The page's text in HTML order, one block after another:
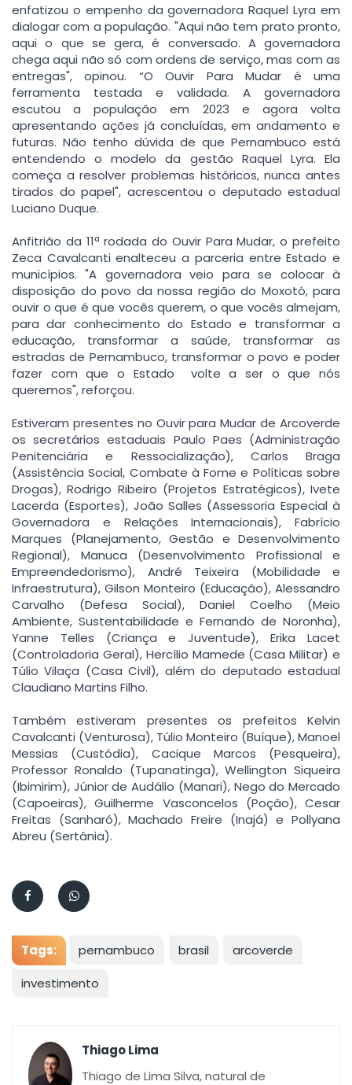
enfatizou o empenho da governadora Raquel Lyra em
dialogar com a população. "Aqui não tem prato pronto,
aqui o que se gera, é conversado. A governadora
chega aqui não só com ordens de serviço, mas com as
entregas", opinou. “O Ouvir Para Mudar é uma
ferramenta testada e validada. A governadora
escutou a população em 2023 e agora volta
apresentando ações já concluídas, em andamento e
futuras. Não tenho dúvida de que Pernambuco está
entendendo o modelo da gestão Raquel Lyra. Ela
começa a resolver problemas históricos, nunca antes
tirados do papel", acrescentou o deputado estadual
Luciano Duque.
Anfitrião da 11ª rodada do Ouvir Para Mudar, o prefeito
Zeca Cavalcanti enalteceu a parceria entre Estado e
municípios. "A governadora veio para se colocar à
disposição do povo da nossa região do Moxotó, para
ouvir o que é que vocês querem, o que vocês almejam,
para dar conhecimento do Estado e transformar a
educação, transformar a saúde, transformar as
estradas de Pernambuco, transformar o povo e poder
fazer com que o Estado volte a ser o que nós
queremos", reforçou.
Estiveram presentes no Ouvir para Mudar de Arcoverde
os secretários estaduais Paulo Paes (Administração
Penitenciária e Ressocialização), Carlos Braga
(Assistência Social, Combate à Fome e Políticas sobre
Drogas), Rodrigo Ribeiro (Projetos Estratégicos), Ivete
Lacerda (Esportes), João Salles (Assessoria Especial à
Governadora e Relações Internacionais), Fabrício
Marques (Planejamento, Gestão e Desenvolvimento
Regional), Manuca (Desenvolvimento Profissional e
Empreendedorismo), André Teixeira (Mobilidade e
Infraestrutura), Gilson Monteiro (Educação), Alessandro
Carvalho (Defesa Social), Daniel Coelho (Meio
Ambiente, Sustentabilidade e Fernando de Noronha),
Yanne Telles (Criança e Juventude), Erika Lacet
(Controladoria Geral), Hercílio Mamede (Casa Militar) e
Túlio Vilaça (Casa Civil), além do deputado estadual
Claudiano Martins Filho.
Também estiveram presentes os prefeitos Kelvin
Cavalcanti (Venturosa), Túlio Monteiro (Buíque), Manoel
Messias (Custódia), Cacique Marcos (Pesqueira),
Professor Ronaldo (Tupanatinga), Wellington Siqueira
(Ibimirim), Júnior de Audálio (Manari), Nego do Mercado
(Capoeiras), Guilherme Vasconcelos (Poção), Cesar
Freitas (Sanharó), Machado Freire (Inajá) e Pollyana
Abreu (Sertânia).
Tags: pernambuco brasil
arcoverde
investimento
Thiago Lima
Thiago de Lima Silva, natural de